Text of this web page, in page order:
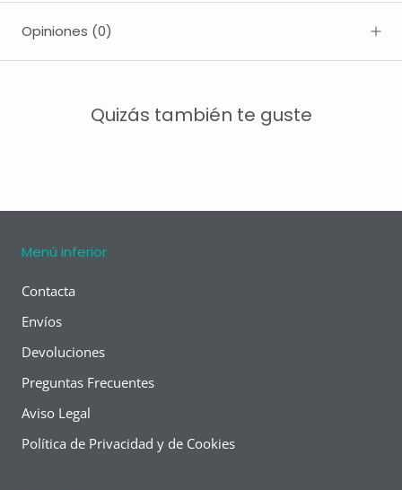
Opiniones (0)
Quizás también te guste
Menú inferior
Contacta
Envíos
Devoluciones
Preguntas Frecuentes
Aviso Legal
Política de Privacidad y de Cookies